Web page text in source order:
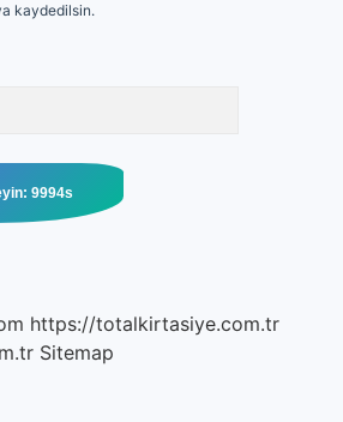
kaydedilsin.
https://totalkirtasiye.com.tr
Sitemap